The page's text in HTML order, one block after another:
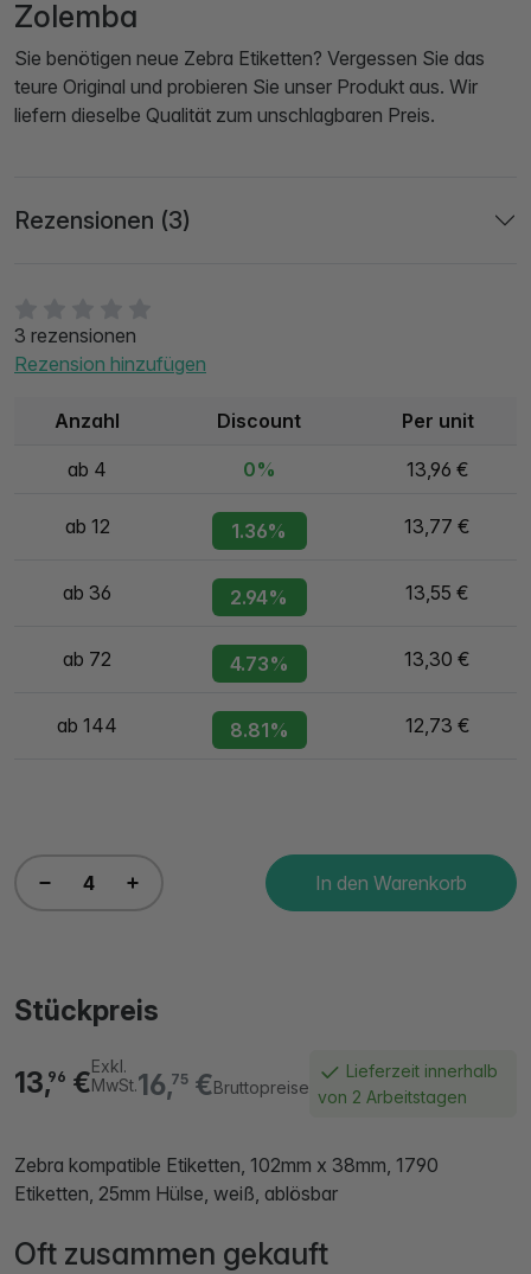
3 rezensionen
Rezension hinzufügen
Anzahl Discount Per unit
ab 4 0% 13,96 €
ab 12 1.36% 13,77 €
ab 36 2.94% 13,55 €
ab 72 4.73% 13,30 €
ab 144 8.81% 12,73 €
In den Warenkorb
Stückpreis
16,75€Bruttopreise
13,96 €Exkl.
MwSt.
Lieferzeit innerhalb
von 2 Arbeitstagen
Zebra kompatible Etiketten, 102mm x 38mm, 1790
Etiketten, 25mm Hülse, weiß, ablösbar
Oft zusammen gekauft
Zolemba
Sie benötigen neue Zebra Etiketten? Vergessen Sie das
teure Original und probieren Sie unser Produkt aus. Wir
liefern dieselbe Qualität zum unschlagbaren Preis.
Rezensionen (3)